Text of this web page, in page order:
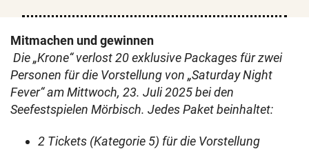
Mitmachen und gewinnen
Die „Krone“ verlost 20 exklusive Packages für zwei
Personen für die Vorstellung von „Saturday Night
Fever“ am Mittwoch, 23. Juli 2025 bei den
Seefestspielen Mörbisch. Jedes Paket beinhaltet:
2 Tickets (Kategorie 5) für die Vorstellung